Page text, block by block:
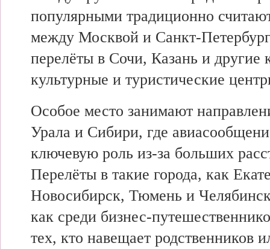
популярными традиционно
между Москвой и Санкт-
перелёты в Сочи, Казань и другие
культурные и туристические
Особое место занимают
Урала и Сибири, где
ключевую роль из-за больших
Перелёты в такие города, как
Новосибирск, Тюмень и
как среди бизнес-
тех, кто навещает родственников